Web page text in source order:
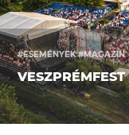
#ESEMÉNYEK #MAGAZIN
VESZPRÉMFEST